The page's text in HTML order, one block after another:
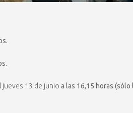
jueves 13 de junio a las 16,15 horas